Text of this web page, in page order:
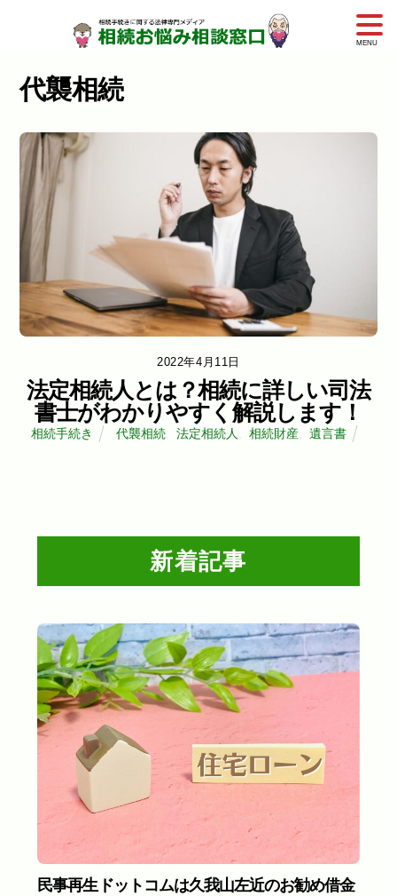
content
代襲相続
2022年4月11日
法定相続人とは？相続に詳しい司法
書士がわかりやすく解説します！
相続手続き 代襲相続, 法定相続人 相続財産 遺言書
新着記事
民事再生ドットコムは久我山左近のお勧め借金